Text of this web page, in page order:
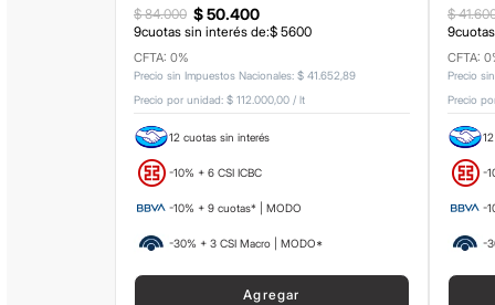
$50.400
$ 84.000
9cuotas sin interés de:$ 5600
CFTA: 0%
Precio sin Impuestos Nacionales: $ 41 652 89
Precio por unidad: $ 112.000,00 / lt
12 cuotas sin interés
-10% + 6 CSI ICBC
-10% + 9 cuotas* | MODO
-30% + 3 CSI Macro | MODO*
Agregar
$ 41.
9
CFTA:
Precio
Precio
-
-
-